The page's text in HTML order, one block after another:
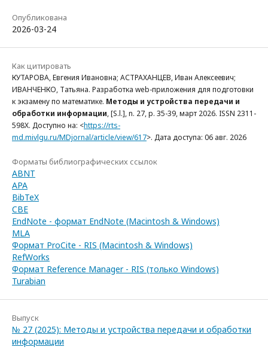
Опубликована
2026-03-24
Как цитировать
КУТАРОВА, Евгения Ивановна; АСТРАХАНЦЕВ, Иван Алексеевич;
ИВАНЧЕНКО, Татьяна. Разработка web-приложения для подготовки
к экзамену по математике. Методы и устройства передачи и
обработки информации, [S.l.], n. 27, p. 35-39, март 2026. ISSN 2311-
598X. Доступно на: <https://rts-
md.mivlgu.ru/MDjornal/article/view/617>. Дата доступа: 06 авг. 2026
Форматы библиографических ссылок
ABNT
APA
BibTeX
CBE
EndNote - формат EndNote (Macintosh & Windows)
MLA
Формат ProCite - RIS (Macintosh & Windows)
RefWorks
Формат Reference Manager - RIS (только Windows)
Turabian
Выпуск
№ 27 (2025): Методы и устройства передачи и обработки
информации